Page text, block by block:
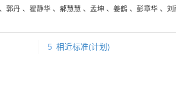
、 郭丹 、 翟静华 、 郝慧慧 、 孟坤 、 姜鹤 、 彭章华 、 刘
5 相近标准(计划)